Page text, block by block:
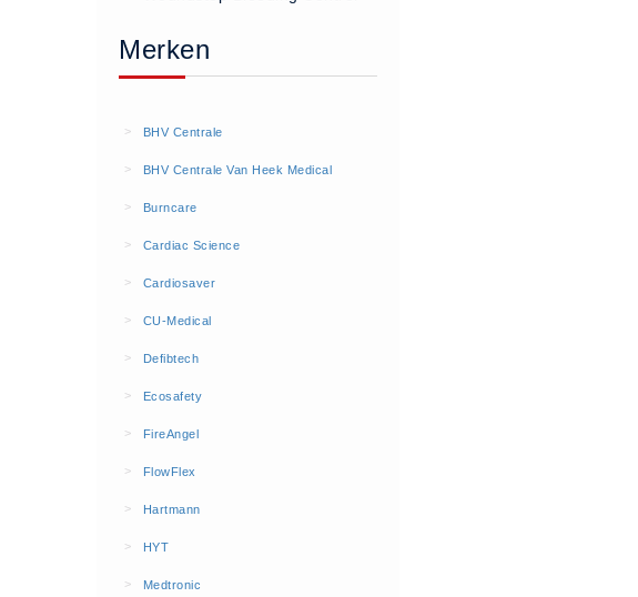
BHV kasten (5)
BHV kasten (0)
Evacuatie - Zaklampen (0)
Kleding - Hesjes (0)
Brandblusmiddelen
Schuimblussers (6)
Brandmelders
CO melders (2)
Merken
> BHV Centrale
> BHV Centrale Van Heek Medical
> Burncare
> Cardiac Science
> Cardiosaver
> CU-Medical
> Defibtech
> Ecosafety
> FireAngel
> FlowFlex
> Hartmann
> HYT
> Medtronic